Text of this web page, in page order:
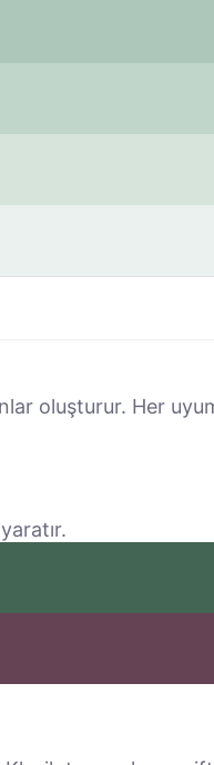
oluşturur. Her